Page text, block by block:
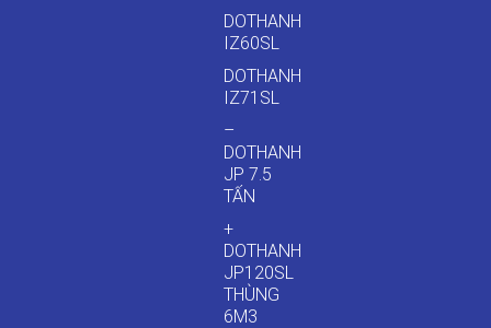
DOTHANH
IZ60SL
DOTHANH
IZ71SL
–
DOTHANH
JP 7.5
TẤN
+
DOTHANH
JP120SL
THÙNG
6M3